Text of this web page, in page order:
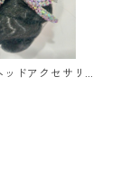
ドアクセサリ
スアクセサリ
ブライダルア